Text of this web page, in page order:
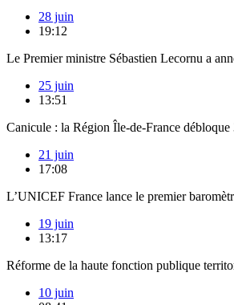
28 juin
19:12
Le Premier ministre Sébastien Lecornu a
25 juin
13:51
Canicule : la Région Île-de-France
21 juin
17:08
L’UNICEF France lance le premier
19 juin
13:17
Réforme de la haute fonction publique
10 juin